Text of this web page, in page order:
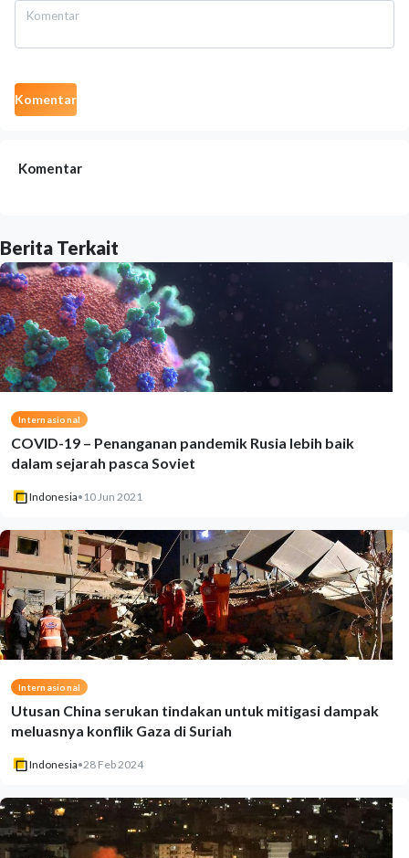
Komentar
Komentar
Berita Terkait
Internasional
COVID-19 – Penanganan pandemik Rusia lebih baik
dalam sejarah pasca Soviet
Indonesia• 10 Jun 2021
Internasional
Utusan China serukan tindakan untuk mitigasi dampak
meluasnya konflik Gaza di Suriah
Indonesia•28 Feb 2024